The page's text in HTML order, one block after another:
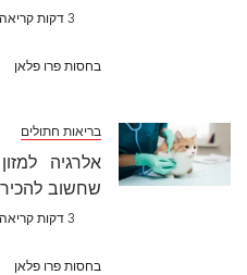
3 דקות קריאה
בחסות פרו פלאן
בריאות חתולים
אלרגיה
שחשוב להכיר
3 דקות קריאה
בחסות פרו פלאן